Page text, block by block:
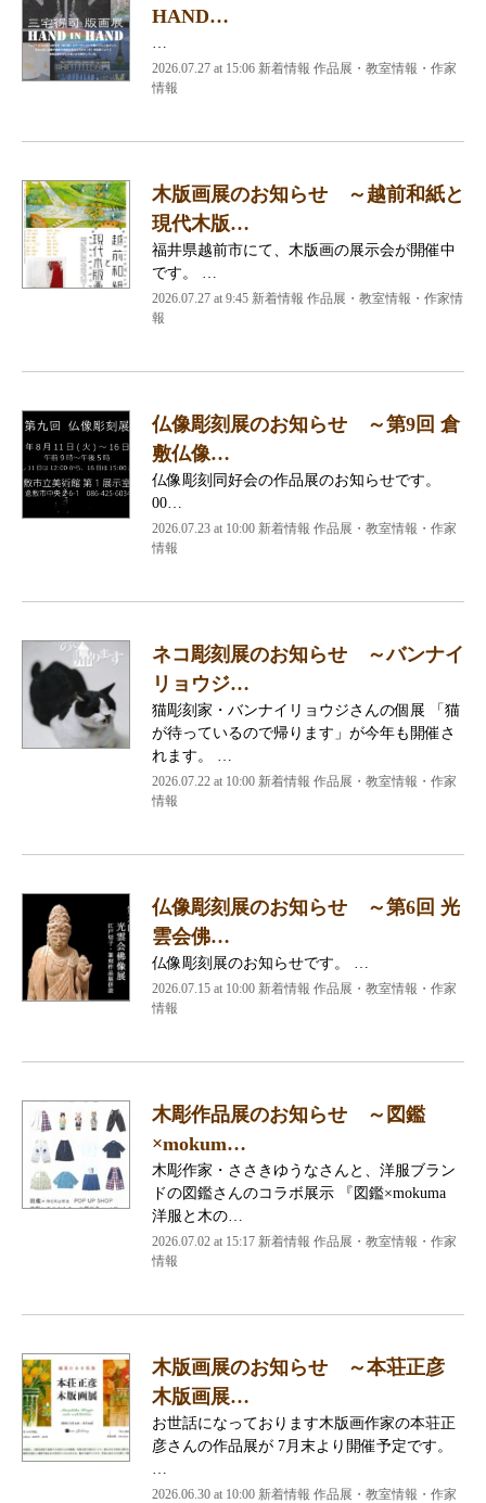
HAND…
2026.07.27 at 15:06 新着情報 作品展・教室情報・作家
情報
木版画展のお知らせ ～越前和紙と
現代木版…
福井県越前市にて、木版画の展示会が開催中
です。 …
2026.07.27 at 9:45 新着情報 作品展・教室情報・作家情
報
仏像彫刻展のお知らせ ～第9回 倉
敷仏像…
仏像彫刻同好会の作品展のお知らせです。
00…
2026.07.23 at 10:00 新着情報 作品展・教室情報・作家
情報
ネコ彫刻展のお知らせ ～バンナイ
リョウジ…
猫彫刻家・バンナイリョウジさんの個展 「猫
が待っているので帰ります」が今年も開催さ
れます。 …
2026.07.22 at 10:00 新着情報 作品展・教室情報・作家
情報
仏像彫刻展のお知らせ ～第6回 光
雲会佛…
仏像彫刻展のお知らせです。 …
2026.07.15 at 10:00 新着情報 作品展・教室情報・作家
情報
木彫作品展のお知らせ ～図鑑
×mokum…
木彫作家・ささきゆうなさんと、洋服ブラン
ドの図鑑さんのコラボ展示 『図鑑×mokuma
洋服と木の…
2026.07.02 at 15:17 新着情報 作品展・教室情報・作家
情報
木版画展のお知らせ ～本荘正彦
木版画展…
お世話になっております木版画作家の本荘正
彦さんの作品展が 7月末より開催予定です。
2026.06.30 at 10:00 新着情報 作品展・教室情報・作家